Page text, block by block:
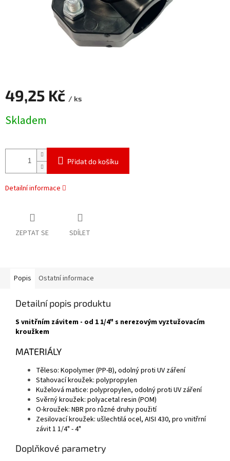
49,25 Kč / ks
cena:
Skladem
Přidat do košíku
Detailní informace
ZEPTAT SE SDÍLET
Popis Ostatní informace
Detailní popis produktu
S vnitřním závitem - od 1 1/4" s nerezovým vyztužovacím
kroužkem
MATERIÁLY
Těleso: Kopolymer (PP-B), odolný proti UV záření
Stahovací kroužek: polypropylen
Kuželová matice: polypropylen, odolný proti UV záření
Svěrný kroužek: polyacetal resin (POM)
O-kroužek: NBR pro různé druhy použití
Zesilovací kroužek: ušlechtilá ocel, AISI 430, pro vnitřrní
závit 1 1/4" - 4"
Doplňkové parametry